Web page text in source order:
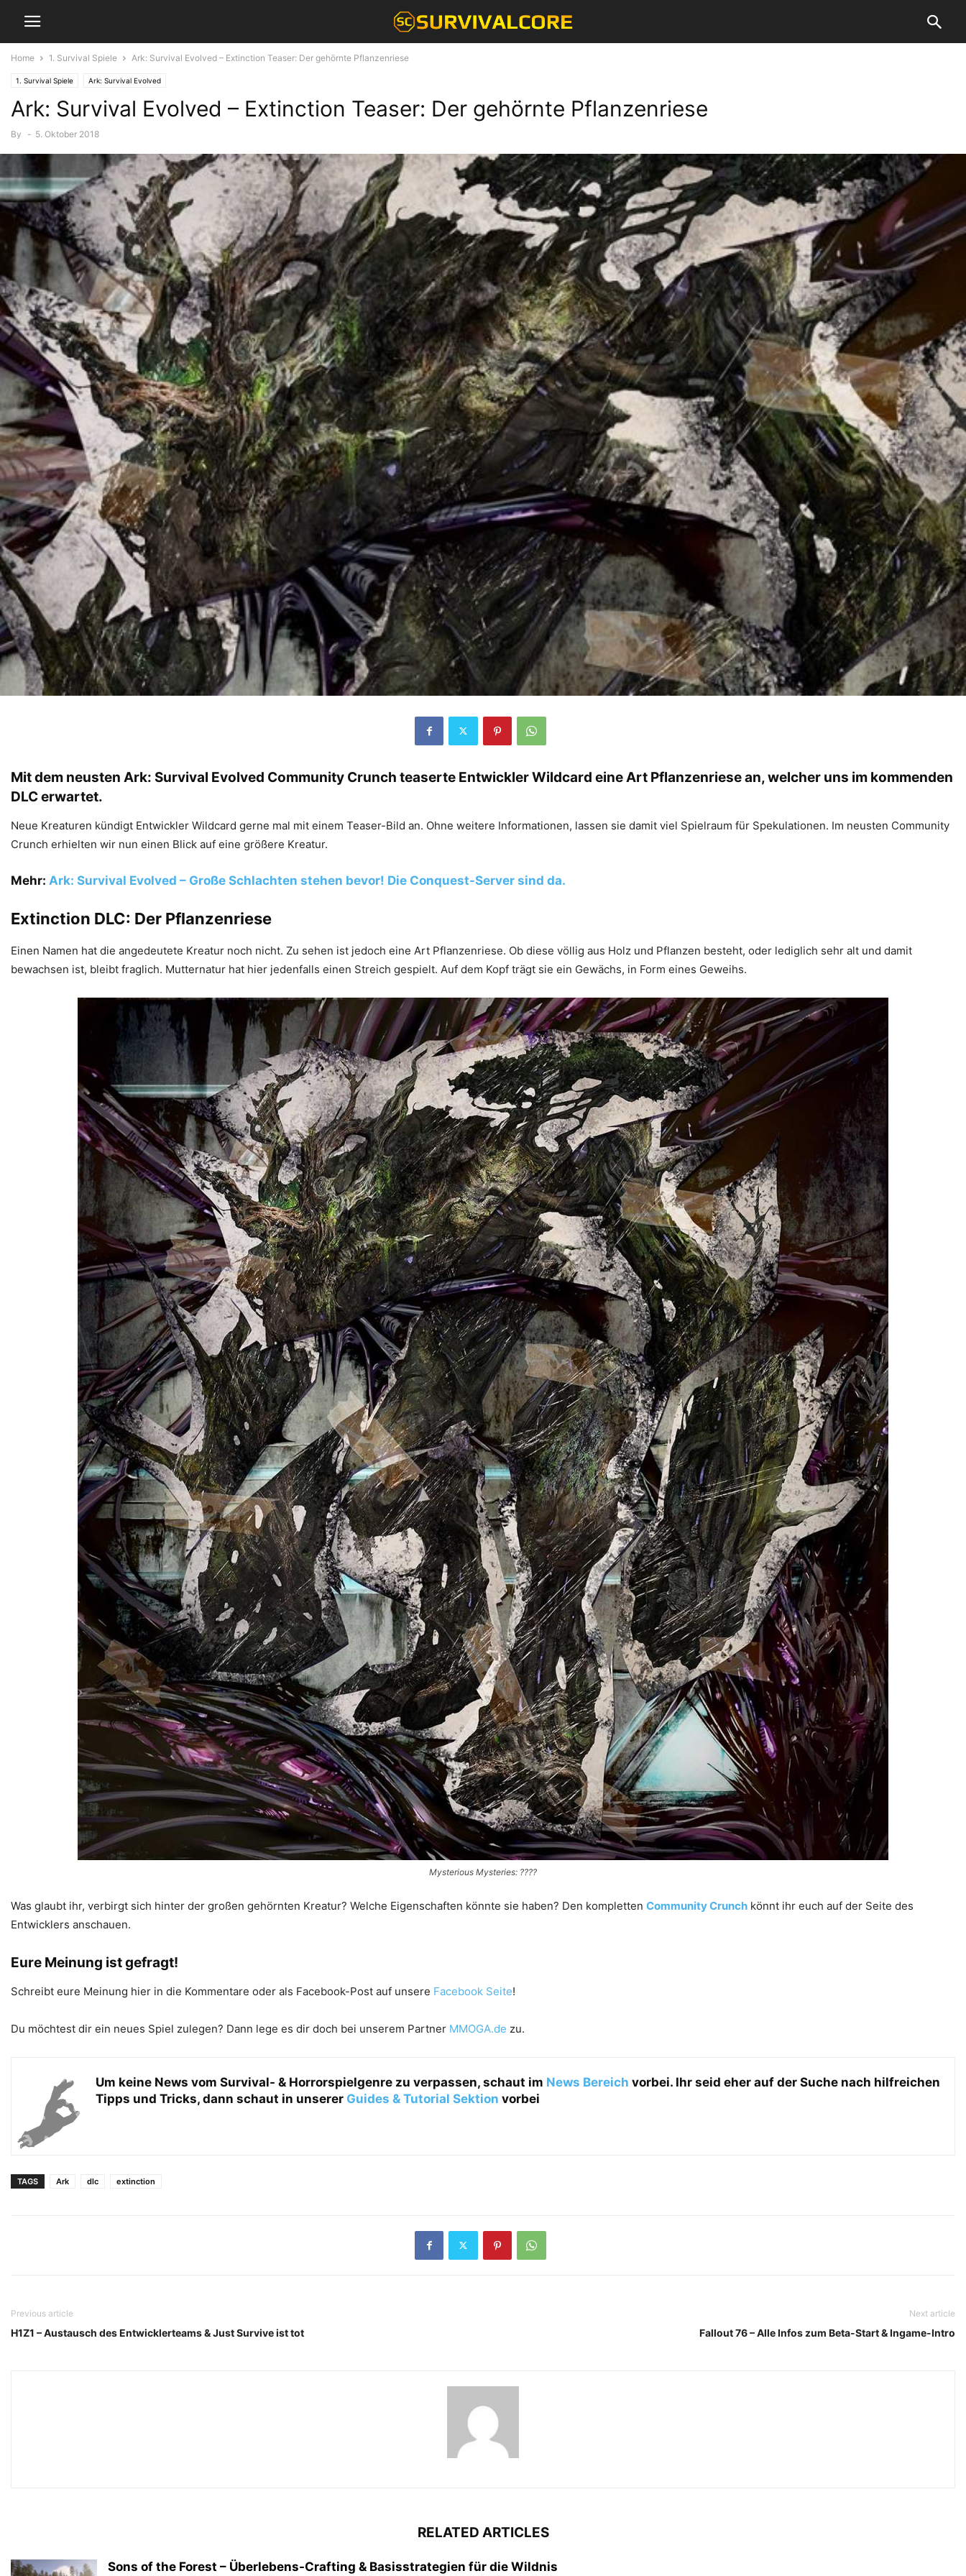
Home 1. Survival Spiele Ark: Survival Evolved – Extinction Teaser: Der gehörnte Pflanzenriese
1. Survival Spiele Ark: Survival Evolved
Ark: Survival Evolved – Extinction Teaser: Der gehörnte Pflanzenriese
By - 5. Oktober 2018
Mit dem neusten Ark: Survival Evolved Community Crunch teaserte Entwickler Wildcard eine Art Pflanzenriese an, welcher uns im kommenden
DLC erwartet.
Neue Kreaturen kündigt Entwickler Wildcard gerne mal mit einem Teaser-Bild an. Ohne weitere Informationen, lassen sie damit viel Spielraum für Spekulationen. Im neusten Community
Crunch erhielten wir nun einen Blick auf eine größere Kreatur.
Mehr: Ark: Survival Evolved – Große Schlachten stehen bevor! Die Conquest-Server sind da.
Extinction DLC: Der Pflanzenriese
Einen Namen hat die angedeutete Kreatur noch nicht. Zu sehen ist jedoch eine Art Pflanzenriese. Ob diese völlig aus Holz und Pflanzen besteht, oder lediglich sehr alt und damit
bewachsen ist, bleibt fraglich. Mutternatur hat hier jedenfalls einen Streich gespielt. Auf dem Kopf trägt sie ein Gewächs, in Form eines Geweihs.
Mysterious Mysteries: ????
Was glaubt ihr, verbirgt sich hinter der großen gehörnten Kreatur? Welche Eigenschaften könnte sie haben? Den kompletten Community Crunch könnt ihr euch auf der Seite des
Entwicklers anschauen.
Eure Meinung ist gefragt!
Schreibt eure Meinung hier in die Kommentare oder als Facebook-Post auf unsere Facebook Seite!
Du möchtest dir ein neues Spiel zulegen? Dann lege es dir doch bei unserem Partner MMOGA.de zu.
Um keine News vom Survival- & Horrorspielgenre zu verpassen, schaut im News Bereich vorbei. Ihr seid eher auf der Suche nach hilfreichen
Tipps und Tricks, dann schaut in unserer Guides & Tutorial Sektion vorbei
TAGS Ark dlc extinction
Previous article
H1Z1 – Austausch des Entwicklerteams & Just Survive ist tot
Next article
Fallout 76 – Alle Infos zum Beta-Start & Ingame-Intro
RELATED ARTICLES
Sons of the Forest – Überlebens-Crafting & Basisstrategien für die Wildnis